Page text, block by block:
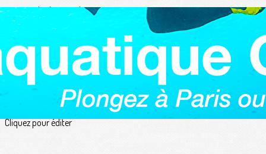
Exporter les lignes sélectionnées
Exporter toutes les colonnes
Exporter uniquement les colonnes affichées
Menu
Images de la page d'accueil
Cliquez pour éditer